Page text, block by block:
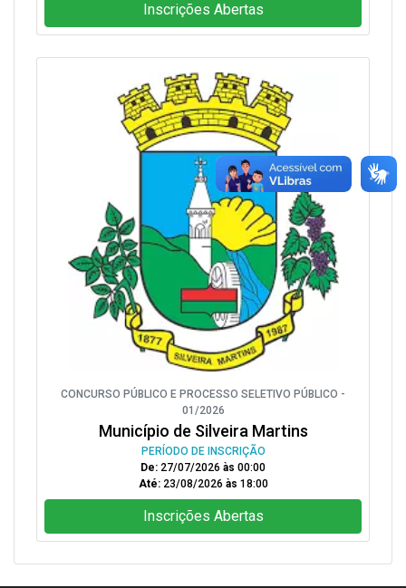
Inscrições Abertas
CONCURSO PÚBLICO E PROCESSO SELETIVO PÚBLICO -
01/2026
Município de Silveira Martins
PERÍODO DE INSCRIÇÃO
De: 27/07/2026 às 00:00
Até:23/08/2026 às 18:00
Inscrições Abertas